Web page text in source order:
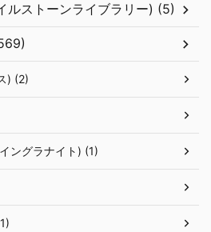
ストーンライブラリー) (5)
) (2)
ングラナイト) (1)